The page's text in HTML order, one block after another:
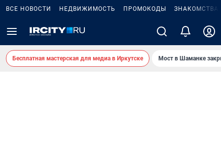
ВСЕ НОВОСТИ НЕДВИЖИМОСТЬ ПРОМОКОДЫ ЗНАКОМСТВА
Бесплатная мастерская для медиа в Иркутске Мост в Шаманке